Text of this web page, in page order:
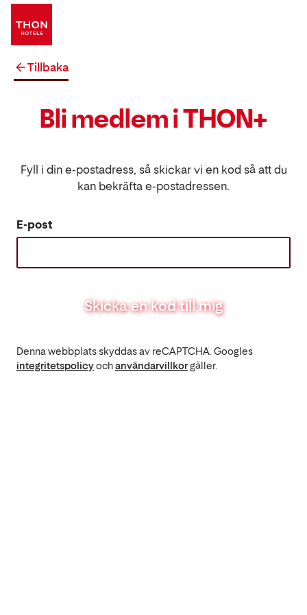
Tillbaka
Bli medlem i THON+
Fyll i din e-postadress, så skickar vi en kod så att du
kan bekräfta e-postadressen.
E-post
Skicka en kod till mig
Denna webbplats skyddas av reCAPTCHA. Googles
integritetspolicyochanvändarvillkorgäller.